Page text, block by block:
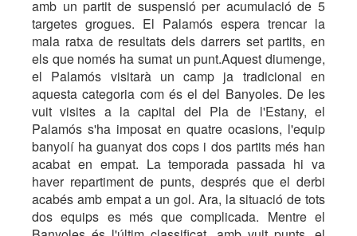
amb un partit de suspensió per acumulació de 5
targetes grogues. El Palamós espera trencar la
mala ratxa de resultats dels darrers set partits, en
els que només ha sumat un punt.Aquest diumenge,
el Palamós visitarà un camp ja tradicional en
aquesta categoria com és el del Banyoles. De les
vuit visites a la capital del Pla de l'Estany, el
Palamós s'ha imposat en quatre ocasions, l'equip
banyolí ha guanyat dos cops i dos partits més han
acabat en empat. La temporada passada hi va
haver repartiment de punts, després que el derbi
acabés amb empat a un gol. Ara, la situació de tots
dos equips es més que complicada. Mentre el